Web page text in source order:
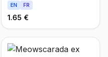
EN FR
1.65 €